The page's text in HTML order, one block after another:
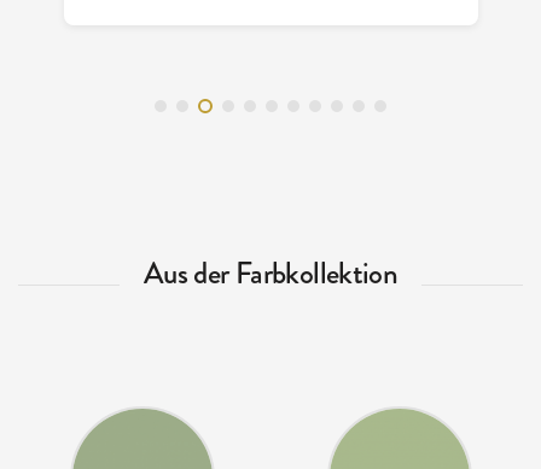
Aus der Farbkollektion